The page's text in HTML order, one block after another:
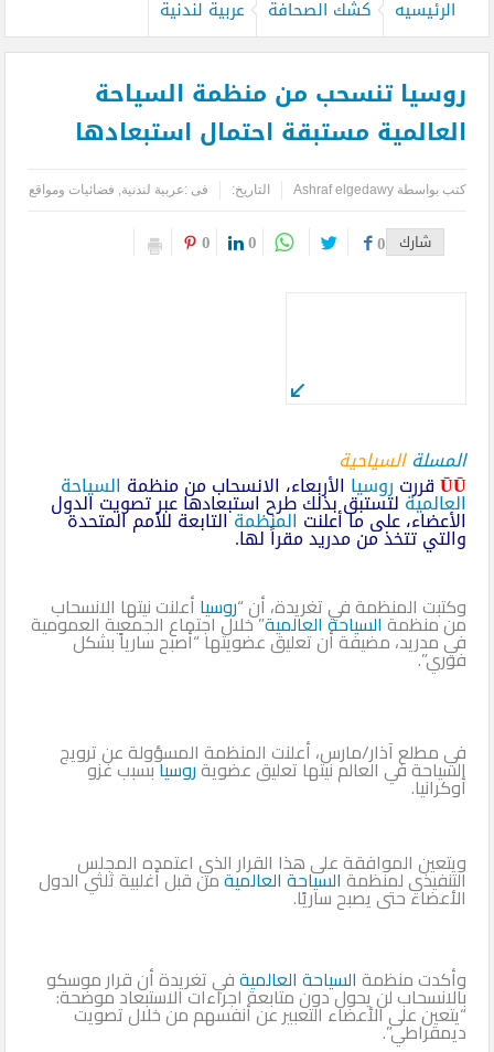
الرئيسيه كشك الصحافة عربية لندنية
روسيا تنسحب من منظمة السياحة
العالمية مستبقة احتمال استبعادها
كتب بواسطةAshraf elgedawy التاريخ: فى :عربية لندنية, فضائيات ومواقع
شارك 0
0
0
المسلةالسياحية
ŪŪقررت روسيا الأربعاء، الانسحاب من منظمة السياحة
العالميةلتستبق بذلك طرح استبعادها عبر تصويت الدول
الأعضاء، على ما أعلنت المنظمةالتابعة للأمم المتحدة
والتي تتخذ من مدريد مقراً لها.
وكتبت المنظمة في تغريدة، أن “روسيا أعلنت نيتها الانسحاب
من منظمةالسياحة العالمية” خلال اجتماع الجمعية العمومية
في مدريد، مضيفة أن تعليق عضويتها “أصبح سارياً بشكل
فوري”.
في مطلع آذار/مارس، أعلنت المنظمة المسؤولة عن ترويج
السياحة في العالم نيتها تعليق عضويةروسيابسبب غزو
أوكرانيا.
ويتعين الموافقة على هذا القرار الذي اعتمده المجلس
التنفيذي لمنظمةالسياحة العالميةمن قبل أغلبية ثلثي الدول
الأعضاء حتى يصبح ساريًا.
وأكدت منظمة السياحة العالميةفي تغريدة أن قرار موسكو
بالانسحاب لن يحول دون متابعة اجراءات الاستبعاد موضحة:
“يتعين على الأعضاء التعبير عن أنفسهم من خلال تصويت
ديمقراطي”.